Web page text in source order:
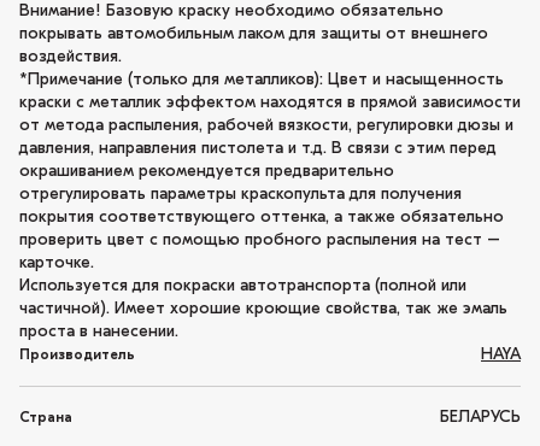
Внимание! Базовую краску необходимо обязательно
покрывать автомобильным лаком для защиты от внешнего
воздействия.
*Примечание (только для металликов): Цвет и насыщенность
краски с металлик эффектом находятся в прямой зависимости
от метода распыления, рабочей вязкости, регулировки дюзы и
давления, направления пистолета и т.д. В связи с этим перед
окрашиванием рекомендуется предварительно
отрегулировать параметры краскопульта для получения
покрытия соответствующего оттенка, а также обязательно
проверить цвет с помощью пробного распыления на тест –
карточке.
Используется для покраски автотранспорта (полной или
частичной). Имеет хорошие кроющие свойства, так же эмаль
проста в нанесении.
Производитель HAYA
Страна БЕЛАРУСЬ